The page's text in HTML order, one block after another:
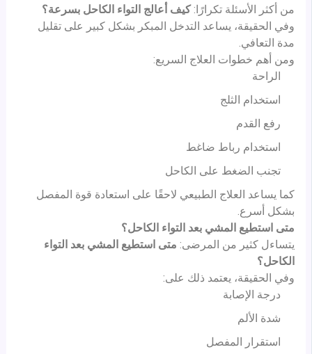
من أكثر الأسئلة تكرارًا:كيف أعالج التواء الكاحل بسرعة؟
وفي الحقيقة، يساعد التدخل المبكر بشكل كبير على تقليل
مدة التعافي.
ومن أهم خطوات العلاج السريع:
الراحة
استخدام الثلج
رفع القدم
استخدام رباط ضاغط
تجنب الضغط على الكاحل
كما يساعد العلاج الطبيعي لاحقًا على استعادة قوة المفصل
بشكل أسرع.
متى استطيع المشي بعد التواء الكاحل؟
يتساءل كثير من المرضى: متى استطيع المشي بعد التواء
الكاحل؟
وفي الحقيقة، يعتمد ذلك على:
درجة الإصابة
شدة الألم
استقرار المفصل